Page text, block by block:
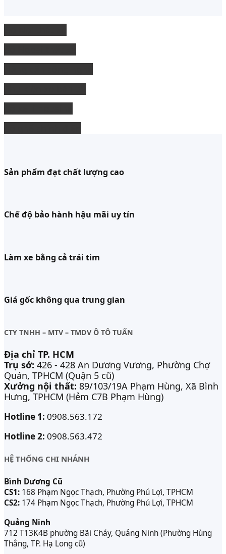
Sản phẩm đạt chất lượng cao
Chế độ bảo hành hậu mãi uy tín
Làm xe bằng cả trái tim
Giá gốc không qua trung gian
CTY TNHH – MTV – TMDV Ô TÔ TUẤN
Địa chỉ TP. HCM
Trụ sở: 426 - 428 An Dương Vương, Phường Chợ
Quán, TPHCM (Quận 5 cũ)
Xưởng nội thất: 89/103/19A Phạm Hùng, Xã Bình
Hưng, TPHCM (Hẻm C7B Phạm Hùng)
Hotline 1: 0908.563.172
Hotline 2: 0908.563.472
HỆ THỐNG CHI NHÁNH
Bình Dương Cũ
CS1: 168 Phạm Ngọc Thạch, Phường Phú Lợi, TPHCM
CS2: 174 Phạm Ngọc Thạch, Phường Phú Lợi, TPHCM
Quảng Ninh
712 T13K4B phường Bãi Cháy, Quảng Ninh (Phường Hùng
Thắng, TP. Hạ Long cũ)